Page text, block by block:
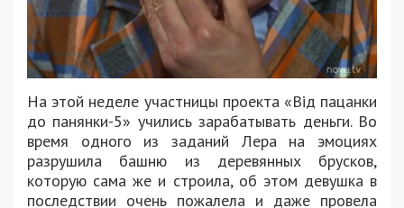
На этой неделе участницы проекта «Від пацанки
до панянки-5» учились зарабатывать деньги. Во
время одного из заданий Лера на эмоциях
разрушила башню из деревянных брусков,
которую сама же и строила, об этом девушка в
последствии очень пожалела и даже провела